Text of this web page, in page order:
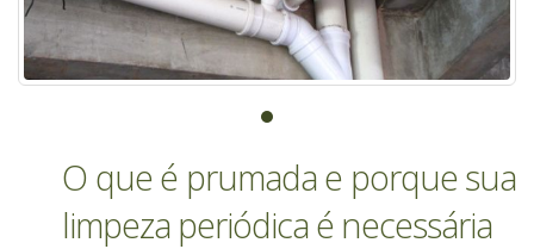
O que é prumada e porque sua
limpeza periódica é necessária